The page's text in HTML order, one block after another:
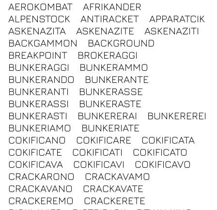
AEROKOMBAT
AFRIKANDER
ALPENSTOCK
ANTIRACKET
APPARATCIK
ASKENAZITA
ASKENAZITE
ASKENAZITI
BACKGAMMON
BACKGROUND
BREAKPOINT
BROKERAGGI
BUNKERAGGI
BUNKERAMMO
BUNKERANDO
BUNKERANTE
BUNKERANTI
BUNKERASSE
BUNKERASSI
BUNKERASTE
BUNKERASTI
BUNKERERAI
BUNKEREREI
BUNKERIAMO
BUNKERIATE
COKIFICANO
COKIFICARE
COKIFICATA
COKIFICATE
COKIFICATI
COKIFICATO
COKIFICAVA
COKIFICAVI
COKIFICAVO
CRACKARONO
CRACKAVAMO
CRACKAVANO
CRACKAVATE
CRACKEREMO
CRACKERETE